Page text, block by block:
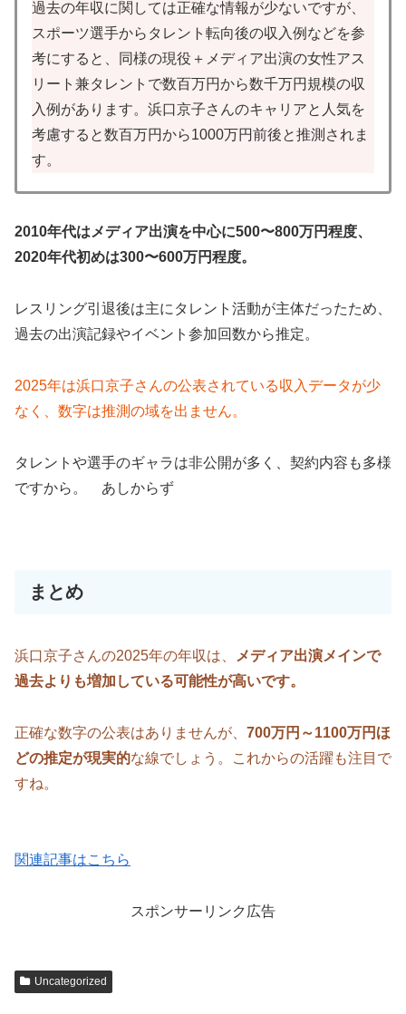
過去の年収に関しては正確な情報が少ないですが、
スポーツ選手からタレント転向後の収入例などを参
考にすると、同様の現役＋メディア出演の女性アス
リート兼タレントで数百万円から数千万円規模の収
入例があります。浜口京子さんのキャリアと人気を
考慮すると数百万円から1000万円前後と推測されま
す。
2010年代はメディア出演を中心に500〜800万円程度、
2020年代初めは300〜600万円程度。
レスリング引退後は主にタレント活動が主体だったため、
過去の出演記録やイベント参加回数から推定。
2025年は浜口京子さんの公表されている収入データが少
なく、数字は推測の域を出ません。
タレントや選手のギャラは非公開が多く、契約内容も多様
ですから。 あしからず
まとめ
浜口京子さんの2025年の年収は、
メディア出演メインで
過去よりも増加している可能性が高いです。
正確な数字の公表はありませんが、 700万円～1100万円ほ
どの推定が現実的な線でしょう。これからの活躍も注目で
すね。
関連記事はこちら
スポンサーリンク広告
Uncategorized